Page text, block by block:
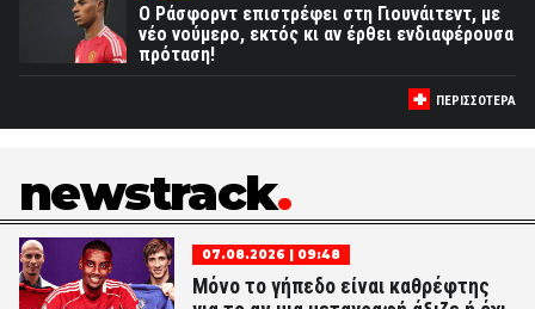
Ο Ράσφορντ επιστρέφει στη Γιουνάιτεντ, με
νέο νούμερο, εκτός κι αν έρθει ενδιαφέρουσα
πρόταση!
ΠΕΡΙΣΣΟΤΕΡΑ
newstrack
07.08.2026 | 09:48
Μόνο το γήπεδο είναι καθρέφτης